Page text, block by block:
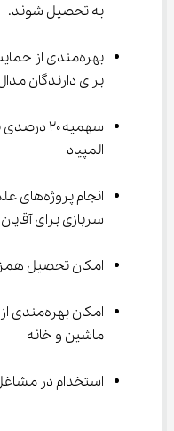
به تحصیل شوند.
برای دارندگان
سهمیه ۲۰
المپیاد
انجام
سربازی برای آقایان
امکان تحصیل
ماشین و خانه
استخدام در